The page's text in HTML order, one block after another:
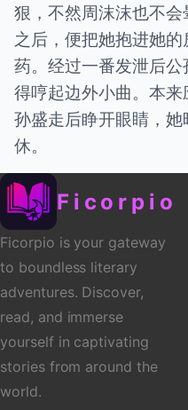
狠，不然周沫沫也不
之后，便把她抱进她
药。经过一番发泄后
得哼起边外小曲。本
孙盛走后睁开眼睛，
休。
Ficorpio
Ficorpio is your gateway
to boundless literary
adventures. Discover,
read, and immerse
yourself in captivating
stories from around the
world.